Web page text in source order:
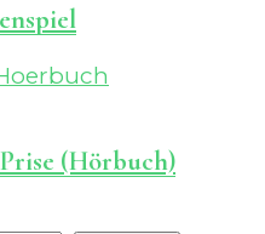
(Hörbuch)